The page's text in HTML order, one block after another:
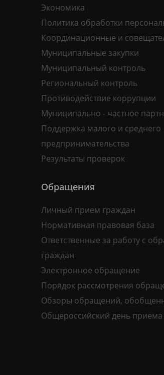
Экономика
Политика обработки
Координационные и
Муниципальные закупки
Муниципальный контроль
Региональный контроль
Противодействие коррупции
Муниципально - частное
Поддержка малого и среднего
предпринимательства
Результаты проверок
Обращения
Личный прием граждан
Нормативная правовая база
Ответственные за работу с
граждан
Электронное обращение
Порядок рассмотрения
Обзоры обращений,
Общероссийский день приема